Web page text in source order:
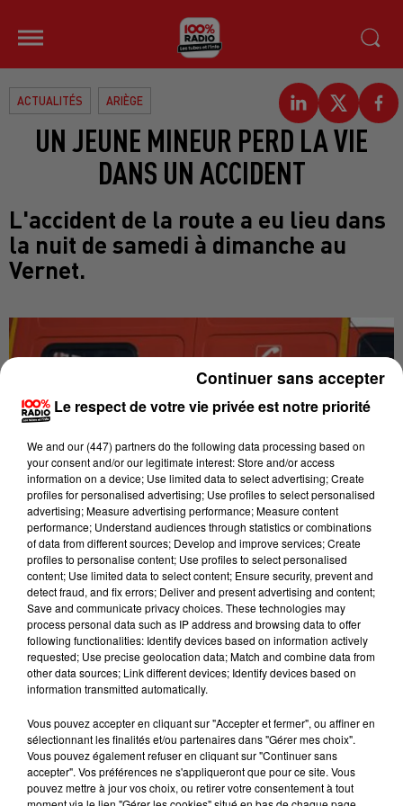
ACTUALITÉS ARIÈGE
UN JEUNE MINEUR PERD LA VIE
DANS UN ACCIDENT
L'accident de la route a eu lieu dans
la nuit de samedi à dimanche au
Vernet.
Publié : 25 juillet 2016 à 10h15
Quel drame ! Un terrible accident de la circulation
s’est produit dans la nuit de samedi à dimanche au
Vernet en Ariège. Huit jeunes, tous âgés de 15 à 18
avoir participé à la fête du village. Le conducteur a
perdu le contrôle du véhicule et a percuté un pylône
puis deux arbres. Un adolescent de 15 ans, originaire
Le respect de votre vie privée est notre priorité
We and our (447) partnersdo the following data processing based on
your consent and/or our legitimate interest: Store and/or access
information on a device; Use limited data to select advertising; Create
profiles for personalised advertising; Use profiles to select personalised
advertising; Measure advertising performance; Measure content
performance; Understand audiences through statistics or combinations
of data from different sources; Develop and improve services; Create
profiles to personalise content; Use profiles to select personalised
content; Use limited data to select content; Ensure security, prevent and
detect fraud, and fix errors; Deliver and present advertising and content;
Save and communicate privacy choices. These technologies may
process personal data such as IP address and browsing data to offer
following functionalities: Identify devices based on information actively
requested; Use precise geolocation data; Match and combine data from
other data sources; Link different devices; Identify devices based on
information transmitted automatically.
Vous pouvez accepter en cliquant sur "Accepter et fermer", ou affiner en
sélectionnant les finalités et/ou partenaires dans "Gérer mes choix".
Vous pouvez également refuser en cliquant sur "Continuer sans
accepter". Vos préférences ne s'appliqueront que pour ce site. Vous
pouvez mettre à jour vos choix, ou retirer votre consentement à tout
Continuer sans accepter